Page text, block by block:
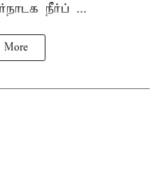
நீர்ப் ...
More